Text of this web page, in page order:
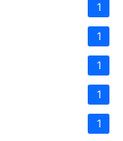
1
1
1
1
1